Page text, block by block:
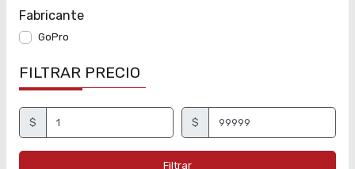
Fabricante
GoPro
FILTRAR PRECIO
$ $
Filtrar